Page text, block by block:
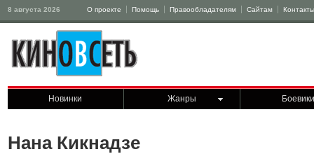
8 августа 2026 О проекте Помощь Правообладателям Сайтам Контакты
Новинки Жанры Боевики
Нана Кикнадзе